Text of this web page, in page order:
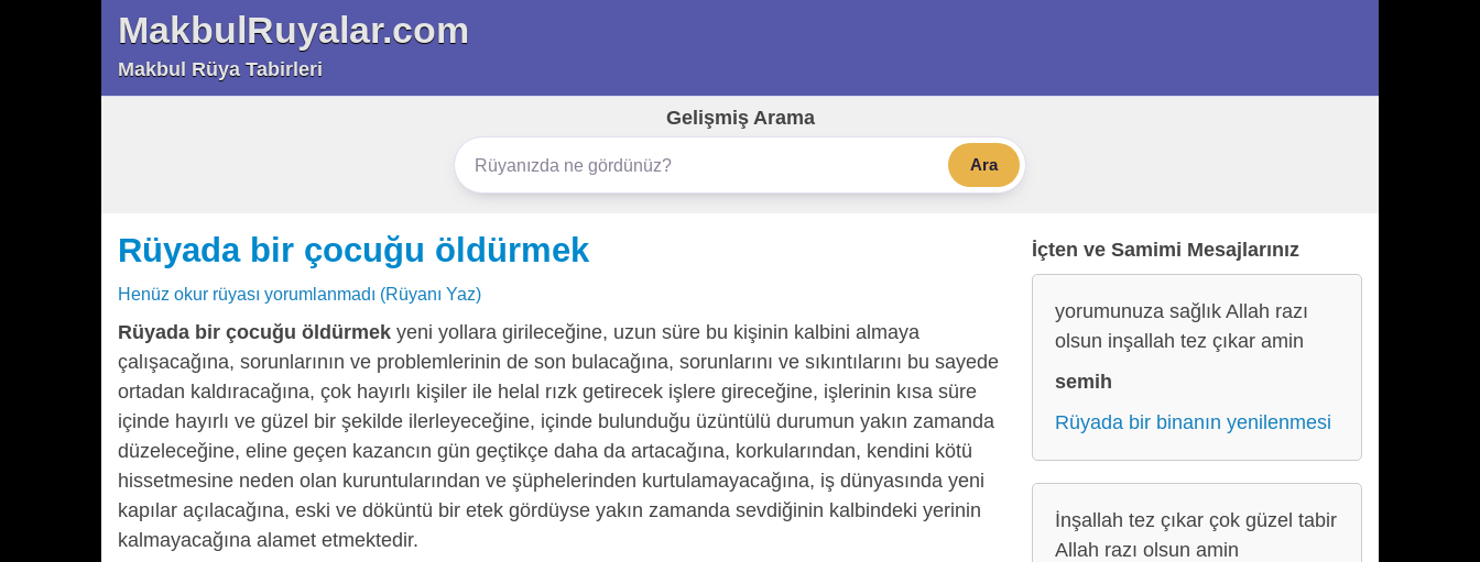
MakbulRuyalar.com
Makbul Rüya Tabirleri
Gelişmiş Arama
Ara
Rüyada bir çocuğu öldürmek
Henüz okur rüyası yorumlanmadı (Rüyanı Yaz)
Rüyada bir çocuğu öldürmek yeni yollara girileceğine, uzun süre bu kişinin kalbini almaya
çalışacağına, sorunlarının ve problemlerinin de son bulacağına, sorunlarını ve sıkıntılarını bu sayede
ortadan kaldıracağına, çok hayırlı kişiler ile helal rızk getirecek işlere gireceğine, işlerinin kısa süre
içinde hayırlı ve güzel bir şekilde ilerleyeceğine, içinde bulunduğu üzüntülü durumun yakın zamanda
düzeleceğine, eline geçen kazancın gün geçtikçe daha da artacağına, korkularından, kendini kötü
hissetmesine neden olan kuruntularından ve şüphelerinden kurtulamayacağına, iş dünyasında yeni
kapılar açılacağına, eski ve döküntü bir etek gördüyse yakın zamanda sevdiğinin kalbindeki yerinin
kalmayacağına alamet etmektedir.
İçten ve Samimi Mesajlarınız
yorumunuza sağlık Allah razı
olsun inşallah tez çıkar amin
semih
Rüyada bir binanın yenilenmesi
İnşallah tez çıkar çok güzel tabir
Allah razı olsun amin